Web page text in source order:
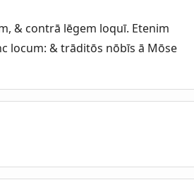
& contrā lēgem loquī. Etenim
locum: & trāditōs nōbīs ā Mōse